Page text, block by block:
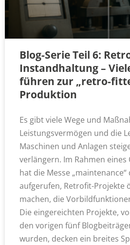
Blog-Serie Teil 6:
Instandhaltung –
führen zur „retro-
Produktion
Es gibt viele Wege und
Leistungsvermögen und die
Maschinen und Anlagen
verlängern. Im Rahmen eines
hat die Messe
aufgerufen, Retrofit-Projekte
machen, die
Die eingereichten Projekte,
den vorigen fünf
wurden, decken ein breites